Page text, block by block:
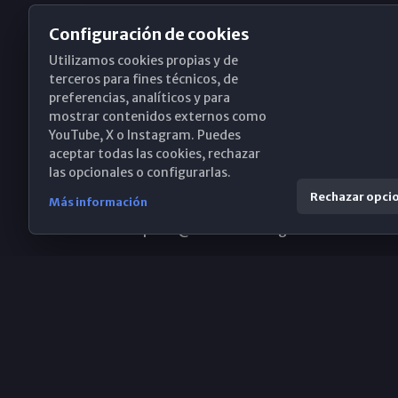
Obispado de Málaga
Santa María, 18-20. 29015 Málaga
(+34) 952 224 386
Configuración de cookies
Utilizamos cookies propias y de
terceros para fines técnicos, de
preferencias, analíticos y para
mostrar contenidos externos como
YouTube, X o Instagram. Puedes
aceptar todas las cookies, rechazar
las opcionales o configurarlas.
Más información Rechazar